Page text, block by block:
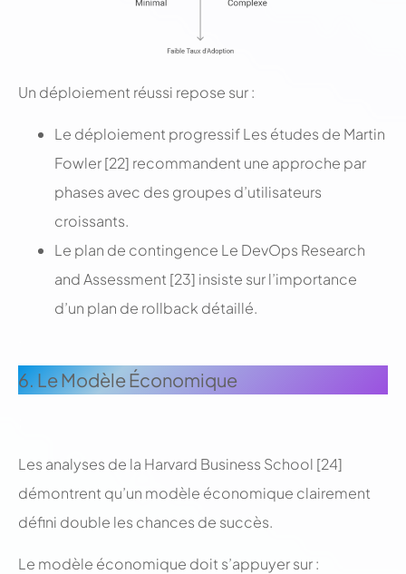
Un déploiement réussi repose sur :
Le déploiement progressif Les études de Martin
Fowler [22] recommandent une approche par
phases avec des groupes d’utilisateurs
croissants.
Le plan de contingence Le DevOps Research
and Assessment [23] insiste sur l’importance
d’un plan de rollback détaillé.
6. Le Modèle Économique
Les analyses de la Harvard Business School [24]
démontrent qu’un modèle économique clairement
défini double les chances de succès.
Le modèle économique doit s’appuyer sur :